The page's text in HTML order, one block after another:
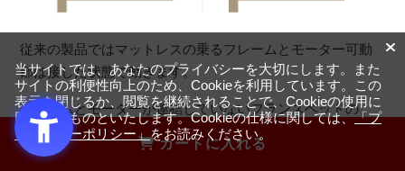
カートに入れる
従来の製品ではマットレスの乗るフレームとモーター可動
部は接した状態で動きます。
フレームとモーターが連結していないフランスベッドの
「フリーホイール構造」では、フレームの裏に物が挟まっ
た場合でも、モーター可動部はそのまま動き続けますが、
当サイトでは、あなたのプライバシーを大切にします。また
サイトの利便性向上のため、Cookieを利用しています。この
表示を閉じるか、閲覧を継続されることで、Cookieの使用に
同意するものといたします。Cookieの仕様に関しては、「プ
ライバシーポリシー」をお読みください。